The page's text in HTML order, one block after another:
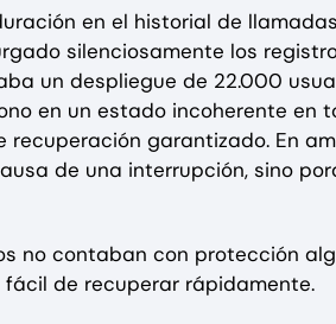
en el historial de
silenciosamente los
un despliegue de 22.000
en un estado incoherente en
recuperación garantizado. En
de una interrupción, sino
no contaban con protección
de recuperar rápidamente.